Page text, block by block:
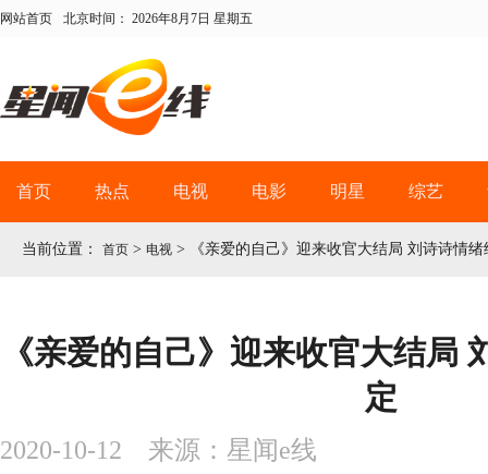
网站首页 北京时间： 2026年8月7日 星期五
首页 热点 电视 电影 明星 综艺
当前位置： 首页 > 电视 > 《亲爱的自己》迎来收官大结局 刘诗诗情
《亲爱的自己》迎来收官大结局
定
2020-10-12 来源：星闻e线